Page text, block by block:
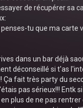
de récupérer sa
penses-tu que ma carte
dans un bar déjà
déconseillé si t'as
fait très party du
pas sérieux!!! Entk
plus de ne pas